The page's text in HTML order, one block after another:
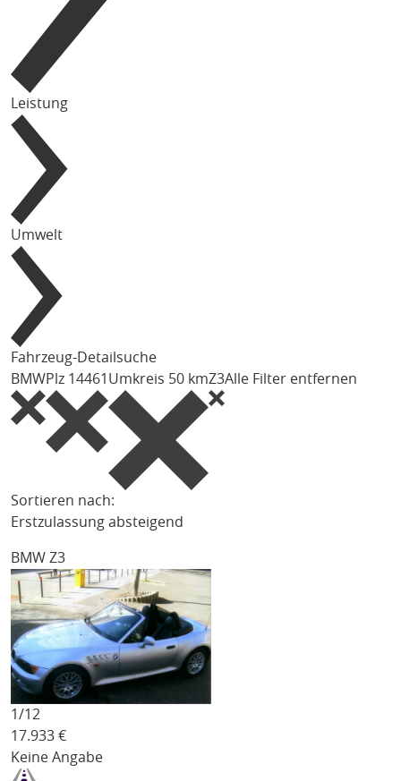
Leistung
Umwelt
Fahrzeug-Detailsuche
BMWPlz 14461 Umkreis 50 kmZ3Alle Filter entfernen
Sortieren nach:
Erstzulassung absteigend
BMW Z3
1/12
17.933 €
Keine Angabe